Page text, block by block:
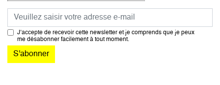
Courriel
J’accepte de recevoir cette newsletter et je comprends que je peux
me désabonner facilement à tout moment.